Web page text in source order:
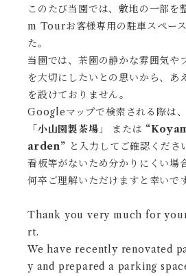
このたび当園では、敷地の一部
m Tourお客様専用の駐車スペー
た。
当園では、茶園の静かな雰囲気や
を大切にしたいとの思いから、あ
を設けておりません。
Googleマップで検索される際は、
「小山園製茶場」
または
arden” と入力してご確認くださ
看板等がないため分かりにくい場
何卒ご理解いただけますと幸いです
Thank you very much for
rt.
We have recently renovated
y and prepared a parking